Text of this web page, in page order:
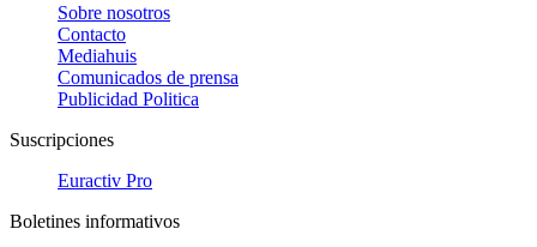
Sobre nosotros
Contacto
Mediahuis
Comunicados de prensa
Publicidad Politica
Suscripciones
Euractiv Pro
Boletines informativos